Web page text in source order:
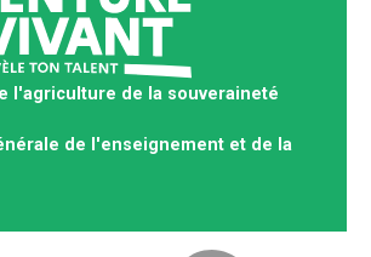
l'agriculture de la souveraineté
de l'enseignement et de la